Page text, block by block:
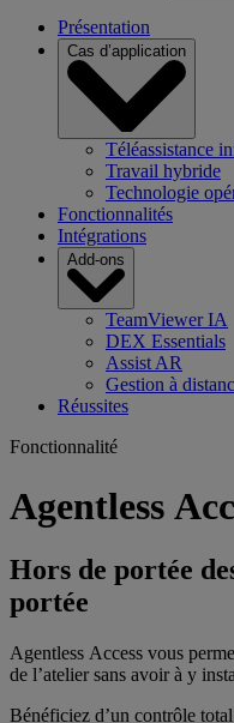
Présentation
Cas d’application
Téléassistance
Travail hybride
Technologie
Fonctionnalités
Intégrations
Add-ons
TeamViewer IA
DEX Essentials
Assist AR
Gestion à
Réussites
Fonctionnalité
Agentless
Hors de portée
portée
Agentless Access vous
de l’atelier sans avoir à y
Bénéficiez d’un contrôle